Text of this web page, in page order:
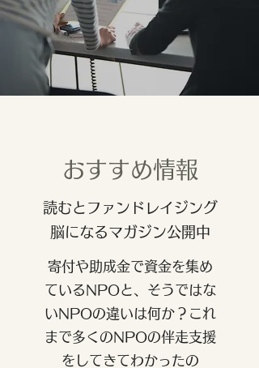
おすすめ情報
読むとファンドレイジング
脳になるマガジン公開中
寄付や助成金で資金を集め
ているNPOと、そうではな
いNPOの違いは何か？これ
まで多くのNPOの伴走支援
をしてきてわかったの